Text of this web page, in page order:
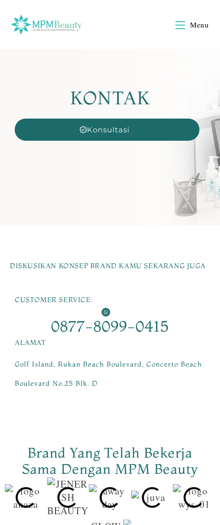
Menu
KONTAK
Konsultasi
DISKUSIKAN KONSEP BRAND KAMU SEKARANG JUGA
CUSTOMER SERVICE:
0877-8099-0415
ALAMAT
Golf Island, Rukan Beach Boulevard, Concerto Beach
Boulevard No.25 Blk. D
Brand Yang Telah Bekerja
Sama Dengan MPM Beauty